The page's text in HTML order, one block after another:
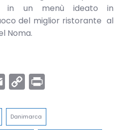
in un menù ideato in
del miglior ristorante al
Noma.
Email
Copy
Link
Danimarca